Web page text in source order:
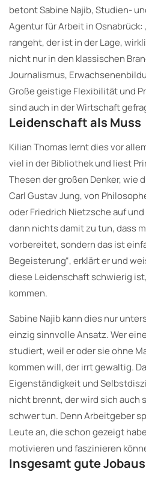
betont Sabine Najib, Studien-
Agentur für Arbeit in Osnabrück:
rangeht, der ist in der Lage,
nicht nur in den klassischen
Journalismus,
Große geistige Flexibilität und
sind auch in der Wirtschaft
Leidenschaft als Muss
Kilian Thomas lernt dies vor
viel in der Bibliothek und liest
Thesen der großen Denker, wie
Carl Gustav Jung, von
oder Friedrich Nietzsche auf
dann nichts damit zu tun, dass
vorbereitet, sondern das ist
Begeisterung“, erklärt er und
diese Leidenschaft schwierig
kommen.
Sabine Najib kann dies nur
einzig sinnvolle Ansatz. Wer
studiert, weil er oder sie ohne
kommen will, der irrt gewaltig.
Eigenständigkeit und
nicht brennt, der wird sich auch
schwer tun. Denn Arbeitgeber
Leute an, die schon gezeigt
motivieren und faszinieren
Insgesamt gute